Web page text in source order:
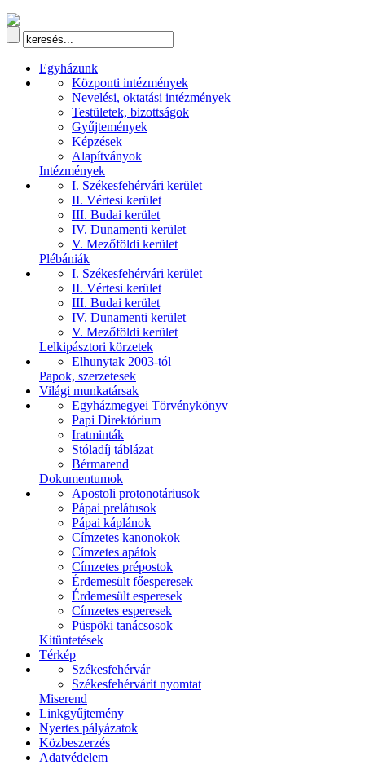
Egyházunk
Központi intézmények
Nevelési, oktatási intézmények
Testületek, bizottságok
Gyűjtemények
Képzések
Alapítványok
Intézmények
I. Székesfehérvári kerület
II. Vértesi kerület
III. Budai kerület
IV. Dunamenti kerület
V. Mezőföldi kerület
Plébániák
I. Székesfehérvári kerület
II. Vértesi kerület
III. Budai kerület
IV. Dunamenti kerület
V. Mezőföldi kerület
Lelkipásztori körzetek
Elhunytak 2003-tól
Papok, szerzetesek
Világi munkatársak
Egyházmegyei Törvénykönyv
Papi Direktórium
Iratminták
Stóladíj táblázat
Bérmarend
Dokumentumok
Apostoli protonotáriusok
Pápai prelátusok
Pápai káplánok
Címzetes kanonokok
Címzetes apátok
Címzetes prépostok
Érdemesült főesperesek
Érdemesült esperesek
Címzetes esperesek
Püspöki tanácsosok
Kitüntetések
Térkép
Székesfehérvár
Székesfehérvárit nyomtat
Miserend
Linkgyűjtemény
Nyertes pályázatok
Közbeszerzés
Adatvédelem